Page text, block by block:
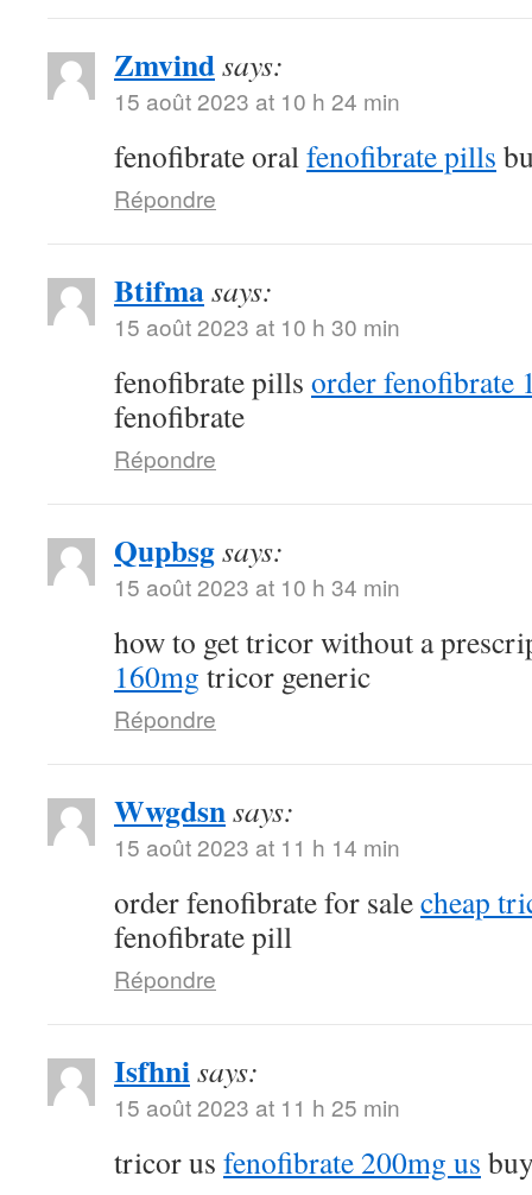
Zmvindsays:
15 août 2023 at 10 h 24 min
fenofibrate oralfenofibrate pills
Répondre
Btifmasays:
15 août 2023 at 10 h 30 min
fenofibrate pills order fenofibrate
fenofibrate
Répondre
Qupbsgsays:
15 août 2023 at 10 h 34 min
how to get tricor without a
160mg tricor generic
Répondre
Wwgdsnsays:
15 août 2023 at 11 h 14 min
order fenofibrate for salecheap
fenofibrate pill
Répondre
Isfhnisays:
15 août 2023 at 11 h 25 min
tricor us fenofibrate 200mg us